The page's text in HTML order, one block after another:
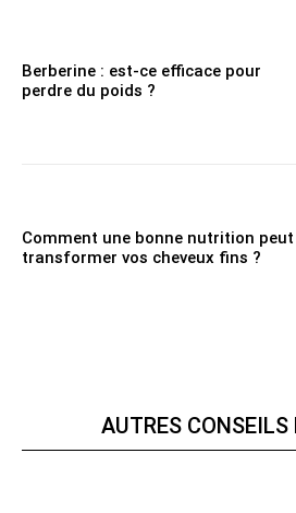
Berberine : est-ce efficace pour
perdre du poids ?
Comment une bonne nutrition peut
transformer vos cheveux fins ?
AUTRES CONSEILS